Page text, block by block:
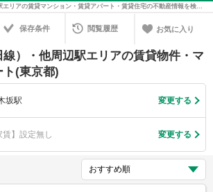
乃木坂駅（千代田線）・他周辺駅エリアの賃貸マンション・賃貸アパート・賃貸住宅の不動産情報を検索！不動産賃貸の物件探しは、お部屋探しのエイブル
保存条件 閲覧履歴 お気に入り
線）・他周辺駅エリアの賃貸物件・マ
ト(東京都)
坂駅 変更する
賃】設定無し 変更する